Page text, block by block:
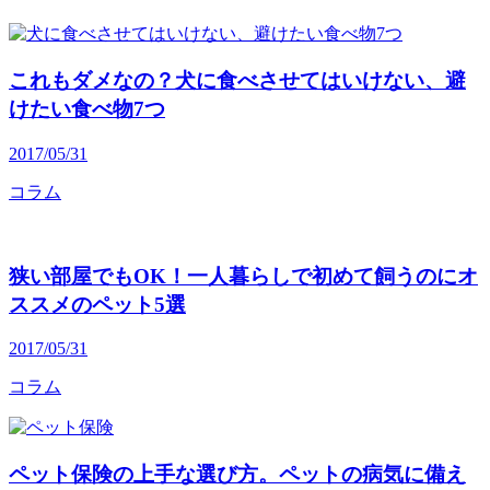
これもダメなの？犬に食べさせてはいけない、避
けたい食べ物7つ
2017/05/31
コラム
狭い部屋でもOK！一人暮らしで初めて飼うのにオ
ススメのペット5選
2017/05/31
コラム
ペット保険の上手な選び方。ペットの病気に備え